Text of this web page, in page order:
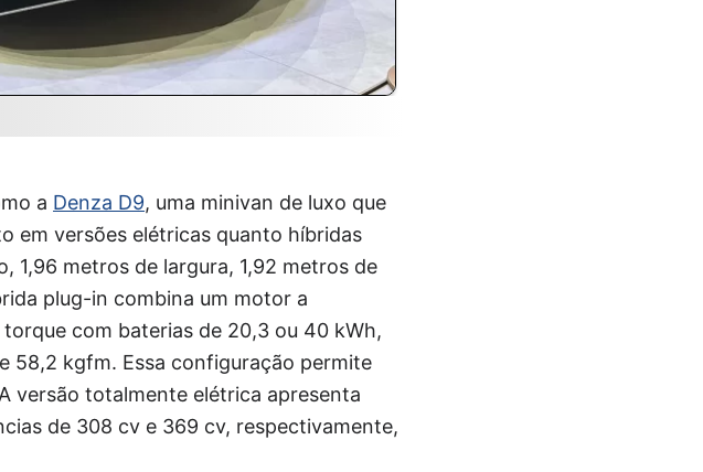
a Denza D9, uma minivan de luxo que
em versões elétricas quanto híbridas
1,96 metros de largura, 1,92 metros de
plug-in combina um motor a
com baterias de 20,3 ou 40 kWh,
58,2 kgfm. Essa configuração permite
versão totalmente elétrica apresenta
de 308 cv e 369 cv, respectivamente,